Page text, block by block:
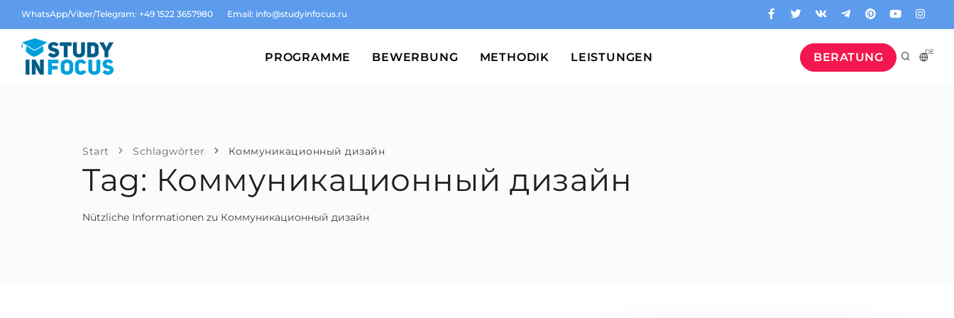
WhatsApp/Viber/Telegram: +49 1522 3657980 Email: info@studyinfocus.ru
BERATUNG DE
PROGRAMME BEWERBUNG METHODIK LEISTUNGEN
Start Schlagwörter Коммуникационный дизайн
Tag: Коммуникационный дизайн
Nützliche Informationen zu Коммуникационный дизайн